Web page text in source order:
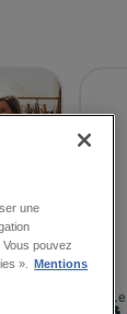
une
pouvez
».
Mentions